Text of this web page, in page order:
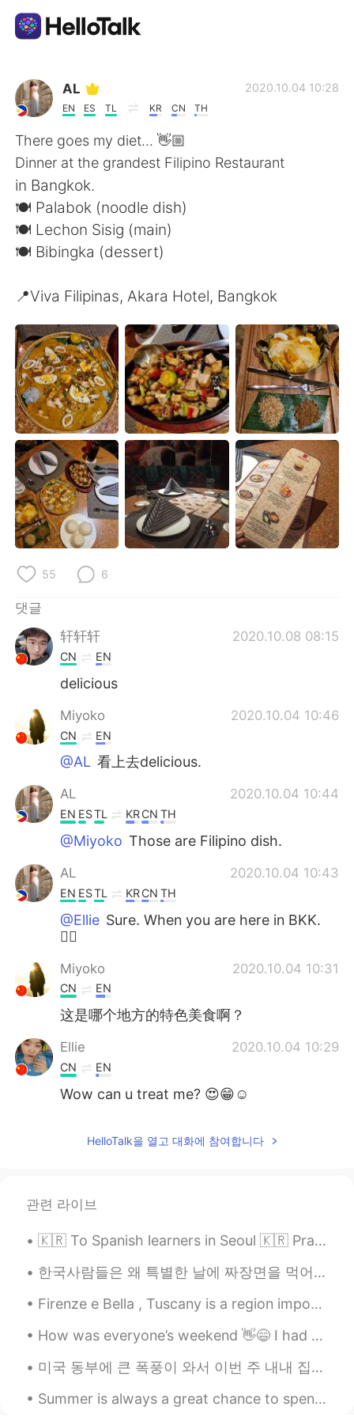
언어 교환 앱
AI Grammar Checker
한국어
English 简体中文
Deutsch 日本語
Русский ไทย
Indonesia Italiano
Türkçe Tiếng Việt
Português
AL
EN ES TL KR CN TH
2020.10.04 10:28
There goes my diet... 👋🏼
Dinner at the grandest Filipino Restaurant
in Bangkok.
🍽 Palabok (noodle dish)
🍽 Lechon Sisig (main)
🍽 Bibingka (dessert)
📍Viva Filipinas, Akara Hotel, Bangkok
55 6
댓글
轩轩轩
2020.10.08 08:15
CN EN
delicious
Miyoko 2020.10.04 10:46
CN EN
@AL 看上去delicious.
AL 2020.10.04 10:44
EN ESTL KRCN TH
@Miyoko Those are Filipino dish.
AL 2020.10.04 10:43
EN ESTL KRCN TH
@Ellie Sure. When you are here in BKK.
✌🏻
Miyoko 2020.10.04 10:31
CN EN
这是哪个地方的特色美食啊？
Ellie 2020.10.04 10:29
CN EN
Wow can u treat me? 😍😁☺
HelloTalk을 열고 대화에 참여합니다
관련 라이브
🇰🇷 To Spanish learners in Seoul 🇰🇷 Practiquemos español en Hongdae 🇪🇸 I’m open for free tutorin...
한국사람들은 왜 특별한 날에 짜장면을 먹어요? 졸업이나 이사 가는 날에 짜장면 먹는다고 들었어요 (오늘은 블랙데이라서 먹는 사람들도 있고 ㅋㅋ) 일본에서는 시험 보기 전에 ...
Firenze e Bella , Tuscany is a region important for Italy and Europe in itself. Renaissance spawn...
How was everyone’s weekend 👋😄 I had some yummy delicious chicken with salad 🥗 also a side of cau...
미국 동부에 큰 폭풍이 와서 이번 주 내내 집에 전기가 안 들어왔어요 ㅠㅠ 올해는 소소한 것들에 감사해야 하는 것을 배우는 거 같아요 한달 전 쯤에는 수돗물이 없어서 고생 많...
Summer is always a great chance to spend long hours outside laughing and learning with the people...